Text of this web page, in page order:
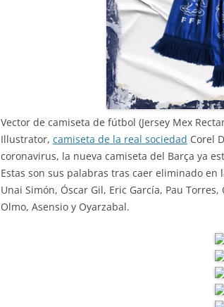
Vector de camiseta de fútbol (Jersey Mex
Illustrator, camiseta de la real sociedad Corel
coronavirus, la nueva camiseta del Barça ya
Estas son sus palabras tras caer eliminado en
Unai Simón, Óscar Gil, Eric García, Pau
Olmo, Asensio y Oyarzabal.